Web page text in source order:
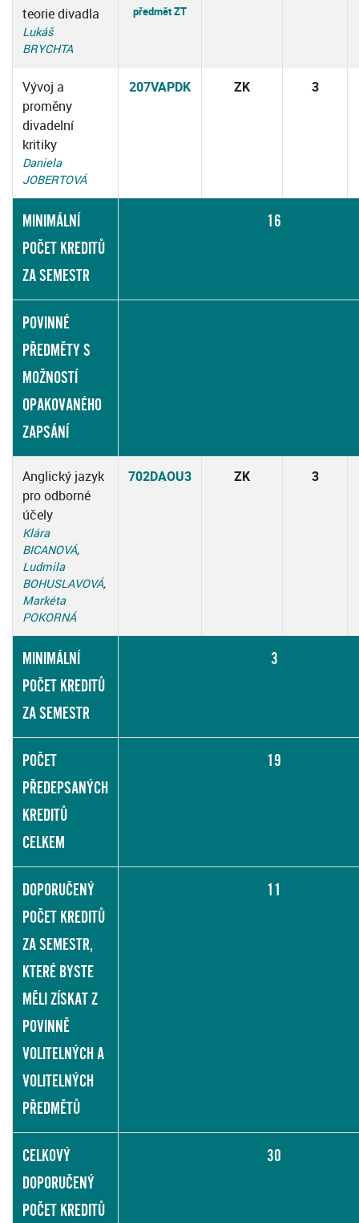
teorie divadla
Lukáš
BRYCHTA
předmět ZT
Vývoj a
proměny
divadelní
kritiky
Daniela
JOBERTOVÁ
207VAPDK ZK 3
MINIMÁLNÍ
POČET KREDITŮ
ZA SEMESTR
16
POVINNÉ
PŘEDMĚTY S
MOŽNOSTÍ
OPAKOVANÉHO
ZAPSÁNÍ
Anglický jazyk
pro odborné
účely
Klára
BICANOVÁ,
Ludmila
BOHUSLAVOVÁ,
Markéta
POKORNÁ
702DAOU3 ZK 3
MINIMÁLNÍ
POČET KREDITŮ
ZA SEMESTR
3
POČET
PŘEDEPSANÝCH
KREDITŮ
CELKEM
19
DOPORUČENÝ
POČET KREDITŮ
ZA SEMESTR,
KTERÉ BYSTE
MĚLI ZÍSKAT Z
POVINNĚ
VOLITELNÝCH A
VOLITELNÝCH
PŘEDMĚTŮ
11
CELKOVÝ
DOPORUČENÝ
POČET KREDITŮ
30